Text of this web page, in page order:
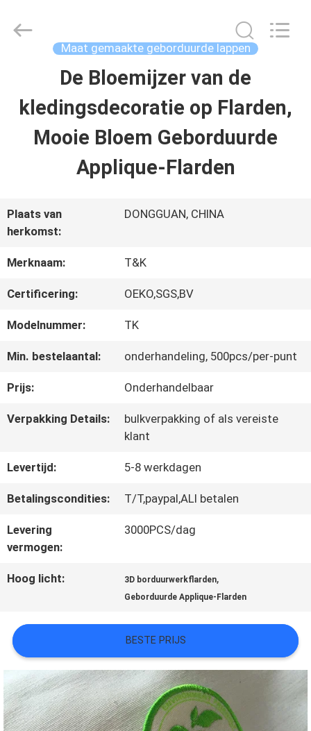
PRODUCTEN
ONS
FABRIEKSREIS
CONTACTEER
ONS
ALLE
GEVALLEN
VR
SITEMAP
PRIVACYBELEID
Accessories
Co.,Ltd.
Maat gemaakte geborduurde lappen
De Bloemijzer van de
kledingsdecoratie op Flarden,
Mooie Bloem Geborduurde
Applique-Flarden
Plaats van
herkomst:
DONGGUAN, CHINA
Merknaam: T&K
Certificering: OEKO,SGS,BV
Modelnummer: TK
Min. bestelaantal: onderhandeling, 500pcs/per-punt
Prijs: Onderhandelbaar
Verpakking Details:
bulkverpakking of als vereiste
klant
Levertijd: 5-8 werkdagen
Betalingscondities: T/T,paypal,ALI betalen
Levering
vermogen:
3000PCS/dag
Hoog licht: 3D borduurwerkflarden,
Geborduurde Applique-Flarden
BESTE PRIJS